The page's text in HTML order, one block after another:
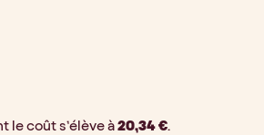
le coût s’élève à20,34 €.